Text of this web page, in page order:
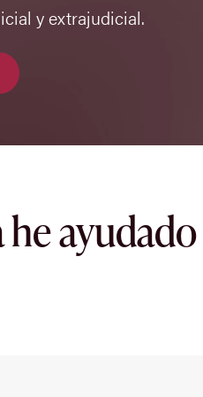
y extrajudicial.
he ayudado